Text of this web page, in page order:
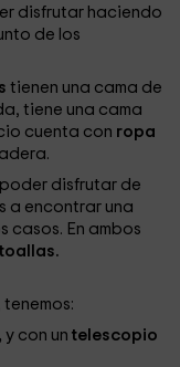
disfrutar haciendo
de los
tienen una cama de
tiene una cama
cuenta con ropa
disfrutar de
a encontrar una
casos. En ambos
tenemos:
y con untelescopio